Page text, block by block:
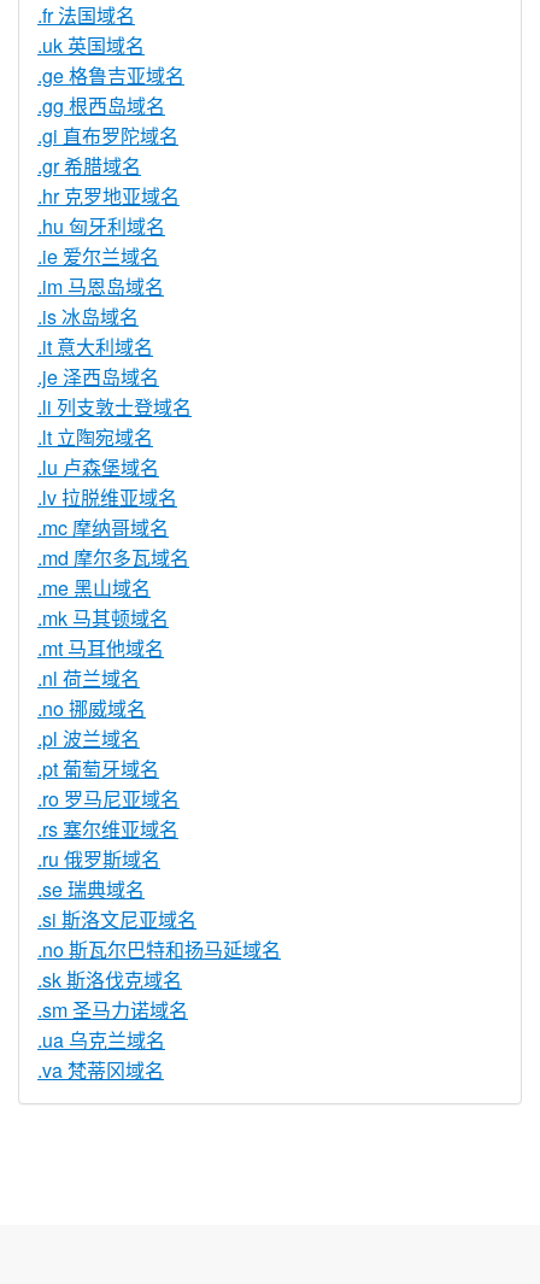
.fr 法国域名
.uk 英国域名
.ge 格鲁吉亚域名
.gg 根西岛域名
.gi 直布罗陀域名
.gr 希腊域名
.hr 克罗地亚域名
.hu 匈牙利域名
.ie 爱尔兰域名
.im 马恩岛域名
.is 冰岛域名
.it 意大利域名
.je 泽西岛域名
.li 列支敦士登域名
.lt 立陶宛域名
.lu 卢森堡域名
.lv 拉脱维亚域名
.mc 摩纳哥域名
.md 摩尔多瓦域名
.me 黑山域名
.mk 马其顿域名
.mt 马耳他域名
.nl 荷兰域名
.no 挪威域名
.pl 波兰域名
.pt 葡萄牙域名
.ro 罗马尼亚域名
.rs 塞尔维亚域名
.ru 俄罗斯域名
.se 瑞典域名
.si 斯洛文尼亚域名
.no 斯瓦尔巴特和扬马延域名
.sk 斯洛伐克域名
.sm 圣马力诺域名
.ua 乌克兰域名
.va 梵蒂冈域名